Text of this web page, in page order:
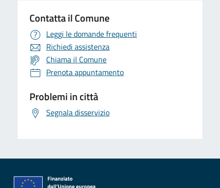
Contatta il Comune
Leggi le domande frequenti
Richiedi assistenza
Chiama il Comune
Prenota appuntamento
Problemi in città
Segnala disservizio